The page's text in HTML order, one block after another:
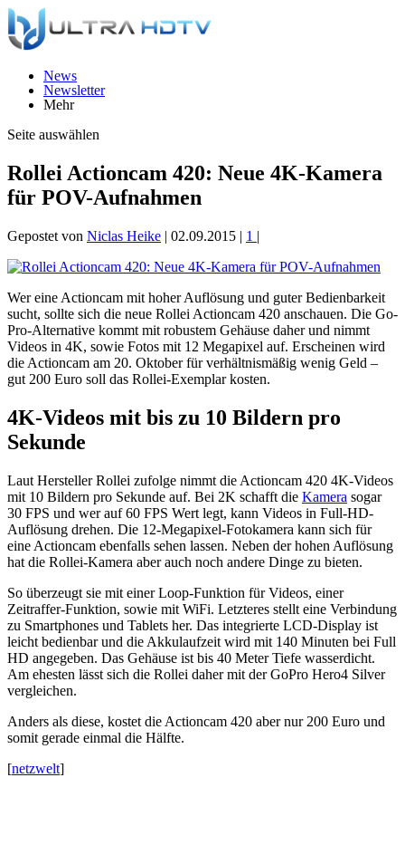
News
Newsletter
Mehr
Seite auswählen
Rollei Actioncam 420: Neue 4K-Kamera
für POV-Aufnahmen
Gepostet von Niclas Heike | 02.09.2015 | 1 |
Wer eine Actioncam mit hoher Auflösung und guter Bedienbarkeit
sucht, sollte sich die neue Rollei Actioncam 420 anschauen. Die Go-
Pro-Alternative kommt mit robustem Gehäuse daher und nimmt
Videos in 4K, sowie Fotos mit 12 Megapixel auf. Erscheinen wird
die Actioncam am 20. Oktober für verhältnismäßig wenig Geld –
gut 200 Euro soll das Rollei-Exemplar kosten.
4K-Videos mit bis zu 10 Bildern pro
Sekunde
Laut Hersteller Rollei zufolge nimmt die Actioncam 420 4K-Videos
mit 10 Bildern pro Sekunde auf. Bei 2K schafft die Kamera sogar
30 FPS und wer auf 60 FPS Wert legt, kann Videos in Full-HD-
Auflösung drehen. Die 12-Megapixel-Fotokamera kann sich für
eine Actioncam ebenfalls sehen lassen. Neben der hohen Auflösung
hat die Rollei-Kamera aber auch noch andere Dinge zu bieten.
So überzeugt sie mit einer Loop-Funktion für Videos, einer
Zeitraffer-Funktion, sowie mit WiFi. Letzteres stellt eine Verbindung
zu Smartphones und Tablets her. Das integrierte LCD-Display ist
leicht bedienbar und die Akkulaufzeit wird mit 140 Minuten bei Full
HD angegeben. Das Gehäuse ist bis 40 Meter Tiefe wasserdicht.
Am ehesten lässt sich die Rollei daher mit der GoPro Hero4 Silver
vergleichen.
Anders als diese, kostet die Actioncam 420 aber nur 200 Euro und
somit gerade einmal die Hälfte.
[netzwelt]